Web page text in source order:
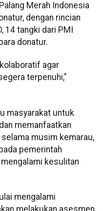
Merah Indonesia
dengan rincian
14 tangki dari PMI
donatur.
agar
terpenuhi,"
masyarakat untuk
memanfaatkan
musim kemarau,
pemerintah
mengalami kesulitan
mengalami